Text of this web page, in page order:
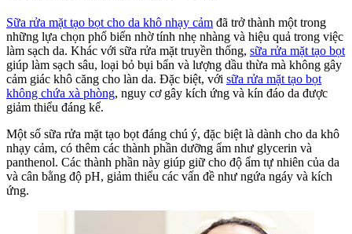
Sữa rửa mặt tạo bọt cho da khô nhạy cảm đã trở thành một trong
những lựa chọn phổ biến nhờ tính nhẹ nhàng và hiệu quả trong việc
làm sạch da. Khác với sữa rửa mặt truyền thống, sữa rửa mặt tạo bọt
giúp làm sạch sâu, loại bỏ bụi bẩn và lượng dầu thừa mà không gây
cảm giác khô căng cho làn da. Đặc biệt, với sữa rửa mặt tạo bọt
không chứa xà phòng, nguy cơ gây kích ứng và kín đáo da được
giảm thiểu đáng kể.
Một số sữa rửa mặt tạo bọt đáng chú ý, đặc biệt là dành cho da khô
nhạy cảm, có thêm các thành phần dưỡng ẩm như glycerin và
panthenol. Các thành phần này giúp giữ cho độ ẩm tự nhiên của da
và cân bằng độ pH, giảm thiểu các vấn đề như ngứa ngáy và kích
ứng.